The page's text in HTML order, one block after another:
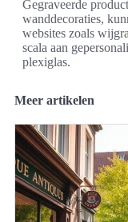
Gegraveerde
wanddecoraties,
websites zoals
scala aan
plexiglas.
Meer artikelen